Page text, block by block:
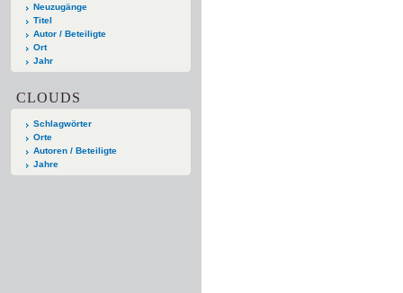
Neuzugänge
Titel
Autor / Beteiligte
Ort
Jahr
CLOUDS
Schlagwörter
Orte
Autoren / Beteiligte
Jahre